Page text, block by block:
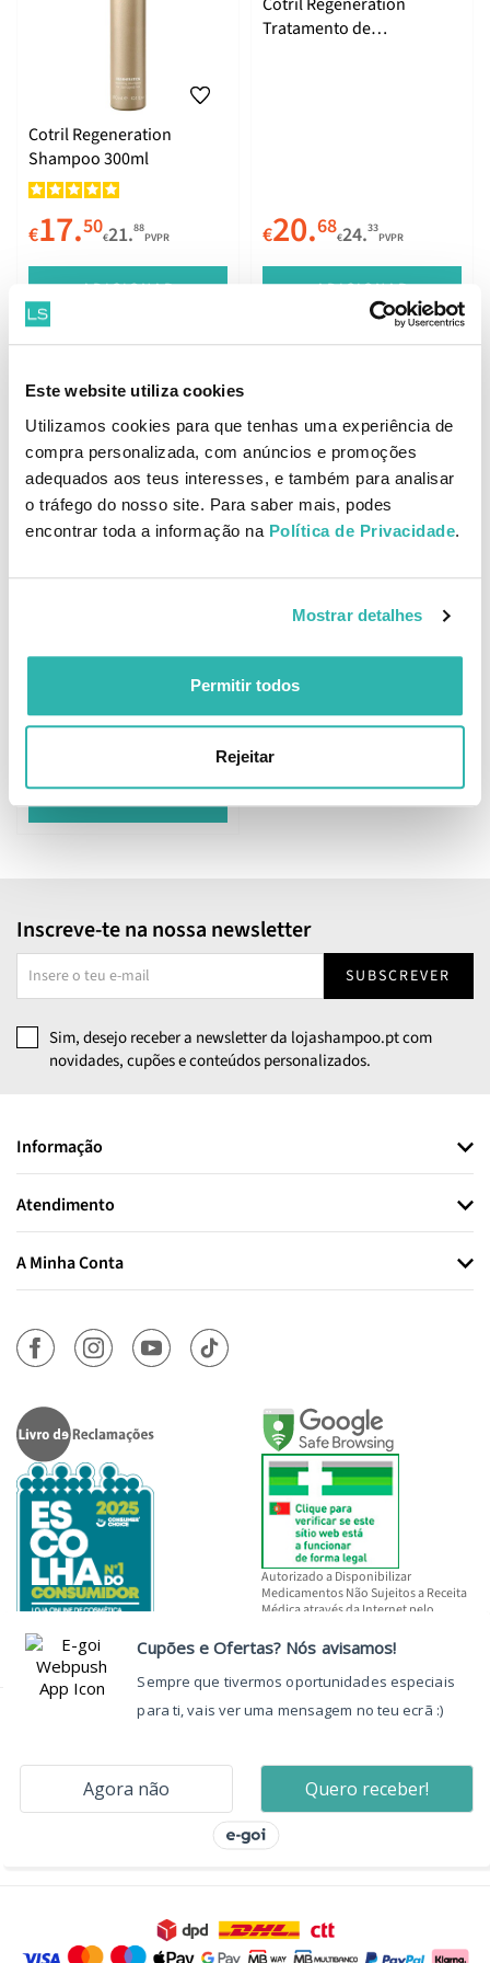
Este website utiliza cookies
Utilizamos cookies para que tenhas uma experiência de
compra personalizada, com anúncios e promoções
adequados aos teus interesses, e também para analisar
o tráfego do nosso site. Para saber mais, podes
encontrar toda a informação na Política de Privacidade.
Mostrar detalhes
Permitir todos
Rejeitar
Cotril Regeneration
Shampoo 300ml
€17.50€21.88
PVPR
ADICIONAR
Cotril Regeneration
Tratamento de
€20.68€24.33
PVPR
ADICIONAR
Seco de Reparação 100ml
€23.65€27.83
PVPR
Pontas Espigadas 200ml
€25.14€ 29.58
PVPR
Cotril Regeneration Spray
250ml
34.86
ADICIONAR
Inscreve-te na nossa newsletter
SUBSCREVER
Sim, desejo receber a newsletter da lojashampoo.pt com
novidades, cupões e conteúdos personalizados.
Informação
Atendimento
A Minha Conta
Autorizado a Disponibilizar
Medicamentos Não Sujeitos a Receita
Médica através da Internet pelo